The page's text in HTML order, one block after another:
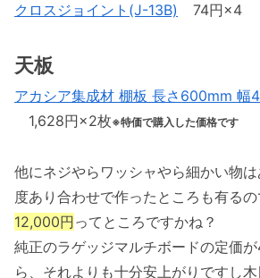
クロスジョイント(J-13B)
74円×4
天板
アカシア集成材 棚板 長さ600mm 幅
1,628円×2枚※特価で購入した価格です
他にネジやらワッシャやら細かい物
度あり合わせで作ったところも有る
12,000円ってところですかね？
純正のラゲッジマルチボードの定価
ら、それよりも十分安上がりですし